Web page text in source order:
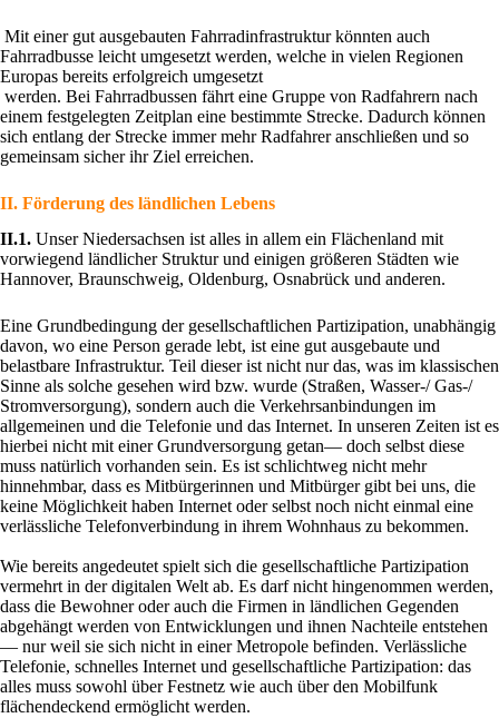
Mit einer gut ausgebauten Fahrradinfrastruktur könnten auch
Fahrradbusse leicht umgesetzt werden, welche in vielen Regionen
Europas bereits erfolgreich umgesetzt
werden. Bei Fahrradbussen fährt eine Gruppe von Radfahrern nach
einem festgelegten Zeitplan eine bestimmte Strecke. Dadurch können
sich entlang der Strecke immer mehr Radfahrer anschließen und so
gemeinsam sicher ihr Ziel erreichen.
II. Förderung des ländlichen Lebens
II.1. Unser Niedersachsen ist alles in allem ein Flächenland mit
vorwiegend ländlicher Struktur und einigen größeren Städten wie
Hannover, Braunschweig, Oldenburg, Osnabrück und anderen.
Eine Grundbedingung der gesellschaftlichen Partizipation, unabhängig
davon, wo eine Person gerade lebt, ist eine gut ausgebaute und
belastbare Infrastruktur. Teil dieser ist nicht nur das, was im klassischen
Sinne als solche gesehen wird bzw. wurde (Straßen, Wasser-/ Gas-/
Stromversorgung), sondern auch die Verkehrsanbindungen im
allgemeinen und die Telefonie und das Internet. In unseren Zeiten ist es
hierbei nicht mit einer Grundversorgung getan— doch selbst diese
muss natürlich vorhanden sein. Es ist schlichtweg nicht mehr
hinnehmbar, dass es Mitbürgerinnen und Mitbürger gibt bei uns, die
keine Möglichkeit haben Internet oder selbst noch nicht einmal eine
verlässliche Telefonverbindung in ihrem Wohnhaus zu bekommen.
Wie bereits angedeutet spielt sich die gesellschaftliche Partizipation
vermehrt in der digitalen Welt ab. Es darf nicht hingenommen werden,
dass die Bewohner oder auch die Firmen in ländlichen Gegenden
abgehängt werden von Entwicklungen und ihnen Nachteile entstehen
— nur weil sie sich nicht in einer Metropole befinden. Verlässliche
Telefonie, schnelles Internet und gesellschaftliche Partizipation: das
alles muss sowohl über Festnetz wie auch über den Mobilfunk
flächendeckend ermöglicht werden.